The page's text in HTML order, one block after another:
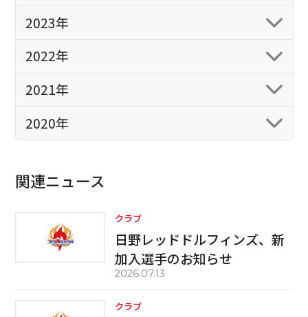
2023年
2022年
2021年
2020年
関連ニュース
クラブ
日野レッドドルフィンズ、新
加入選手のお知らせ
2026.07.13
クラブ